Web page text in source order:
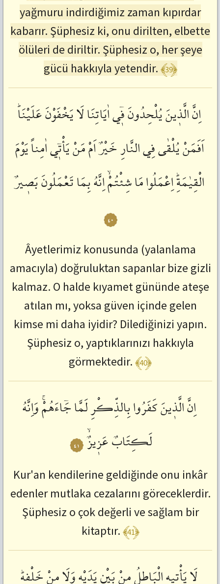
:
ctrl+SağOk
Önceki
Ayete
Git
:
ctrl+SolOk
yağmuru indirdiğimiz zaman kıpırdar
kabarır. Şüphesiz ki, onu dirilten, elbette
ölüleri de diriltir. Şüphesiz o, her şeye
gücü hakkıyla yetendir.﴾39﴿
اِنَّالَّذٖينَيُلْحِدُونَفٖٓياٰيَاتِنَالَايَخْفَوْنَعَلَيْنَاؕ
اَفَمَنْيُلْقٰىفِيالنَّارِ خَيْرٌاَمْمَنْيَأْتٖٓياٰمِناًيَوْمَ
الْقِيٰمَةِؕاِعْمَلُوامَاشِئْتُمْۙاِنَّهُبِمَاتَعْمَلُونَبَصٖيرٌ
٤٠
Âyetlerimiz konusunda (yalanlama
amacıyla) doğruluktan sapanlar bize gizli
kalmaz. O halde kıyamet gününde ateşe
atılan mı, yoksa güven içinde gelen
kimse mi daha iyidir? Dilediğinizi yapın.
Şüphesiz o, yaptıklarınızı hakkıyla
görmektedir.﴾40﴿
اِنَّالَّذٖينَكَفَرُوابِالذِّكْرِ لَمَّاجَٓاءَهُمْۚوَاِنَّهُ
لَكِتَابٌعَزٖيزٌۙ ٤١
Kur'an kendilerine geldiğinde onu inkâr
edenler mutlaka cezalarını göreceklerdir.
Şüphesiz o çok değerli ve sağlam bir
kitaptır.﴾41﴿
لَايَأْتٖيهِالْبَاطِلُمِنْبَيْنِيَدَيْهِوَلَامِنْخَلْفِهٖؕ